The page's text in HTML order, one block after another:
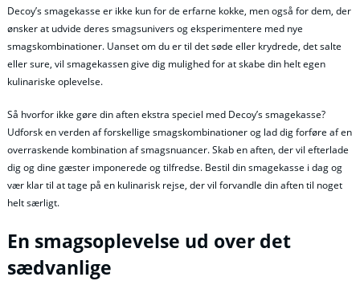
Decoy’s smagekasse er ikke kun for de erfarne kokke, men også for dem, der
ønsker at udvide deres smagsunivers og eksperimentere med nye
smagskombinationer. Uanset om du er til det søde eller krydrede, det salte
eller sure, vil smagekassen give dig mulighed for at skabe din helt egen
kulinariske oplevelse.
Så hvorfor ikke gøre din aften ekstra speciel med Decoy’s smagekasse?
Udforsk en verden af forskellige smagskombinationer og lad dig forføre af en
overraskende kombination af smagsnuancer. Skab en aften, der vil efterlade
dig og dine gæster imponerede og tilfredse. Bestil din smagekasse i dag og
vær klar til at tage på en kulinarisk rejse, der vil forvandle din aften til noget
helt særligt.
En smagsoplevelse ud over det
sædvanlige